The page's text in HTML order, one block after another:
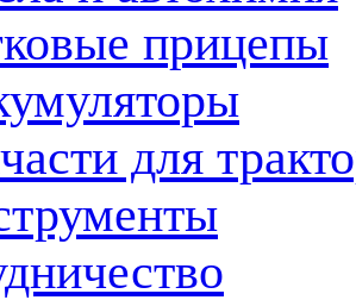
прицепы
для